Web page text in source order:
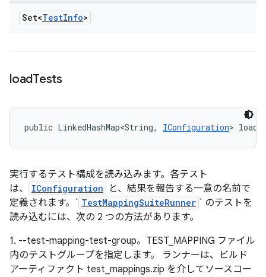
Set<TestInfo>
loadTests
public LinkedHashMap<String, IConfiguration>
実行するテスト構成を読み込みます。各テスト
は、
IConfiguration
と、結果を報告する一意の名前で
定義されます。` TestMappingSuiteRunner ` のテストを
読み込むには、次の 2 つの方法があります。
1. --test-mapping-test-group。TEST_MAPPING ファイル
内のテストグループを指定します。 ランナーは、ビルド
アーティファクト test_mappings.zip を介してソースコー